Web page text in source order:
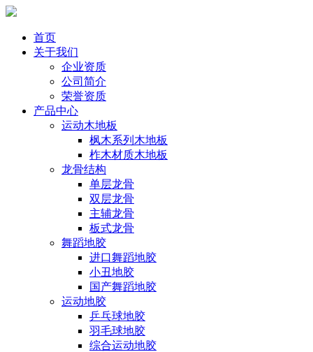
首页
关于我们
企业资质
公司简介
荣誉资质
产品中心
运动木地板
枫木系列木地板
柞木材质木地板
龙骨结构
单层龙骨
双层龙骨
主辅龙骨
板式龙骨
舞蹈地胶
进口舞蹈地胶
小丑地胶
国产舞蹈地胶
运动地胶
乒乓球地胶
羽毛球地胶
综合运动地胶